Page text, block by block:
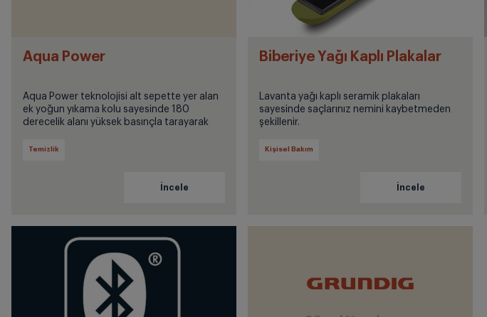
Aqua Power
Aqua Power teknolojisi alt sepette yer alan
ek yoğun yıkama kolu sayesinde 180
derecelik alanı yüksek basınçla tarayarak
temizler.
Temizlik
Biberiye Yağı Kaplı Plakalar
Lavanta yağı kaplı seramik plakaları
sayesinde saçlarınız nemini kaybetmeden
şekillenir.
Kişisel Bakım